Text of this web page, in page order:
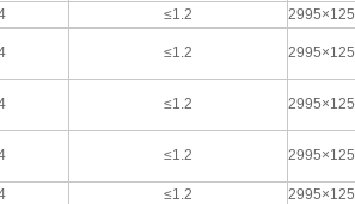
≤1.2
≤1.2
≤1.2
≤1.2
≤1.2